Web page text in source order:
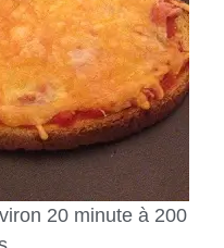
20 minute à 200